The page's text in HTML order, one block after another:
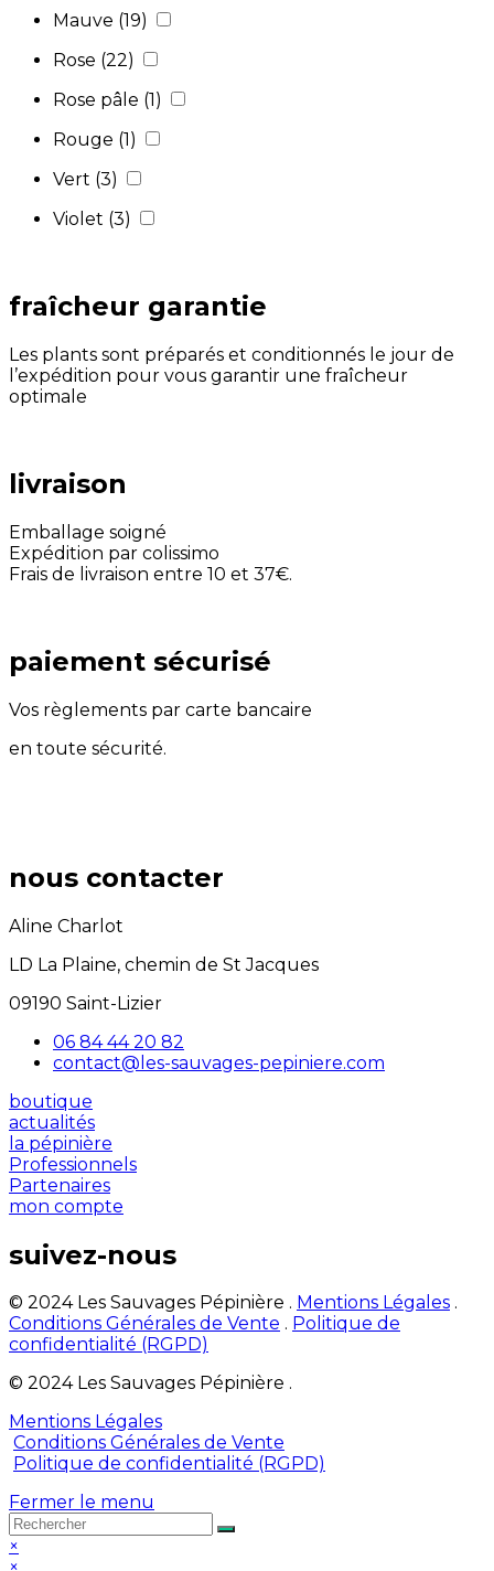
Mauve (19)
Rose (22)
Rose pâle (1)
Rouge (1)
Vert (3)
Violet (3)
fraîcheur garantie
Les plants sont préparés et conditionnés le jour de
l’expédition pour vous garantir une fraîcheur
optimale
livraison
Emballage soigné
Expédition par colissimo
Frais de livraison entre 10 et 37€.
paiement sécurisé
Vos règlements par carte bancaire
en toute sécurité.
nous contacter
Aline Charlot
LD La Plaine, chemin de St Jacques
09190 Saint-Lizier
06 84 44 20 82
contact@les-sauvages-pepiniere.com
boutique
actualités
la pépinière
Professionnels
Partenaires
mon compte
suivez-nous
© 2024 Les Sauvages Pépinière . Mentions Légales .
Conditions Générales de Vente . Politique de
confidentialité (RGPD)
© 2024 Les Sauvages Pépinière .
Mentions Légales
Conditions Générales de Vente
Politique de confidentialité (RGPD)
Fermer le menu
×